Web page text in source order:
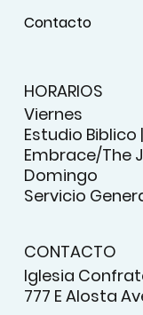
Contacto
HORARIOS
Viernes
Estudio Biblico
Embrace/The
Domingo
Servicio
CONTACTO
Iglesia
777 E Alosta